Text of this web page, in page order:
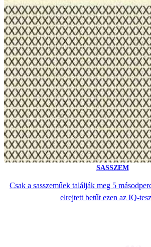
SASSZEM
Csak a sasszeműek találják meg 5
elrejtett betűt ezen az IQ-